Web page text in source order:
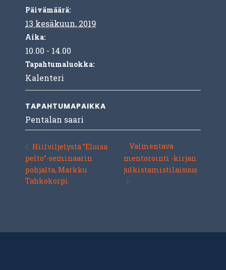
Päivämäärä:
13 kesäkuun, 2019
Aika:
10.00 - 14.00
Tapahtumaluokka:
Kalenteri
TAPAHTUMAPAIKKA
Pentalan saari
Hiilviljelystä ”Eloisa
pelto”-seminaarin
pohjalta, Markku
Tahkokorpi
Valmentava
mentorointi -kirjan
julkistamistilaisuus